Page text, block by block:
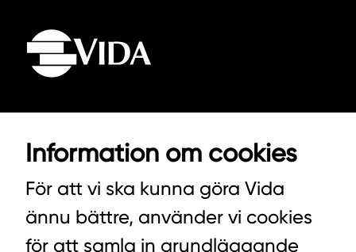
BOX 100
342 21 ALVESTA
VÄXEL HUVUDKONTORET: 0472-439 00
VÄXEL PELLETS/STALLSTRÖ: 0393-216 50
Information om cookies
För att vi ska kunna göra Vida
ännu bättre, använder vi cookies
för att samla in grundläggande